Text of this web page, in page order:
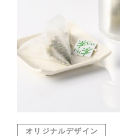
オリジナルデザイン